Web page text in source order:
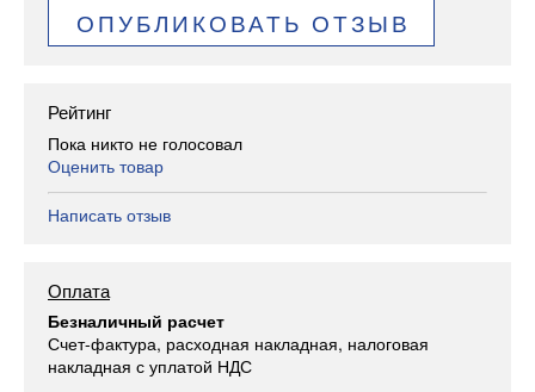
ОПУБЛИКОВАТЬ ОТЗЫВ
Рейтинг
Пока никто не голосовал
Оценить товар
Написать отзыв
Оплата
Безналичный расчет
Счет-фактура, расходная накладная, налоговая
накладная с уплатой НДС